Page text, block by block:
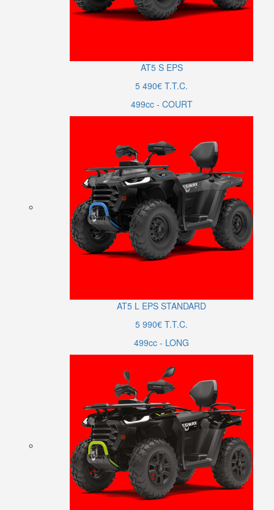
AT5 S EPS
5 490€ T.T.C.
499cc - COURT
AT5 L EPS STANDARD
5 990€ T.T.C.
499cc - LONG